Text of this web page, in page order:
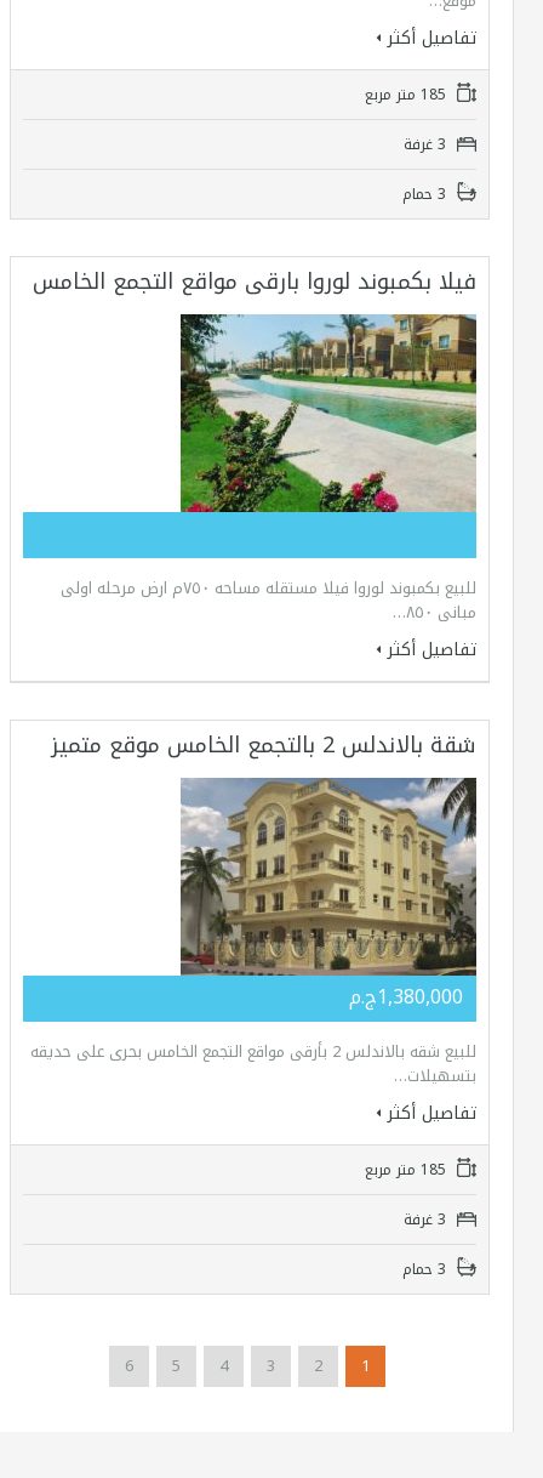
تفاصيل أكثر
185 متر مربع
3 غرفة
3 حمام
فيلا بكمبوند لوروا بارقى مواقع التجمع الخامس
للبيع بكمبوند لوروا فيلا مستقله مساحه ٧٥٠م ارض مرحله اولى
مبانى ٨٥٠…
تفاصيل أكثر
شقة بالاندلس 2 بالتجمع الخامس موقع متميز
1,380,000ج.م
للبيع شقه بالاندلس 2 بأرقى مواقع التجمع الخامس بحرى على حديقه
بتسهيلات…
تفاصيل أكثر
185 متر مربع
3 غرفة
3 حمام